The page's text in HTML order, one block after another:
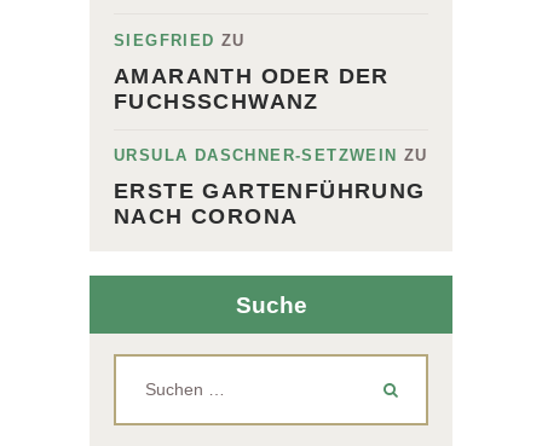
SIEGFRIED ZU
AMARANTH ODER DER
FUCHSSCHWANZ
URSULA DASCHNER-SETZWEIN ZU
ERSTE GARTENFÜHRUNG
NACH CORONA
Suche
nach: